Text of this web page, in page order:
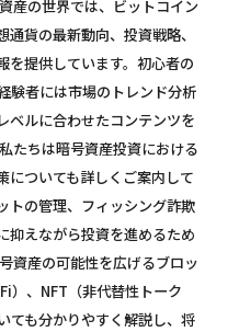
産の世界では、ビットコイン
貨の最新動向、投資戦略、
を提供しています。初心者の
験者には市場のトレンド分析
ベルに合わせたコンテンツを
たちは暗号資産投資における
についても詳しくご案内して
トの管理、フィッシング詐欺
抑えながら投資を進めるため
資産の可能性を広げるブロッ
）、NFT（非代替性トーク
ても分かりやすく解説し、将